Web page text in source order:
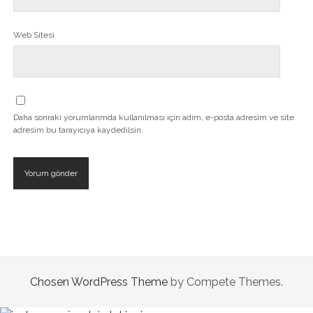
Web Sitesi
Daha sonraki yorumlarımda kullanılması için adım, e-posta adresim ve site
adresim bu tarayıcıya kaydedilsin.
Chosen WordPress Theme by Compete Themes.